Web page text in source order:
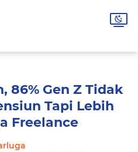
86% Gen Z Tidak
Tapi Lebih
Freelance